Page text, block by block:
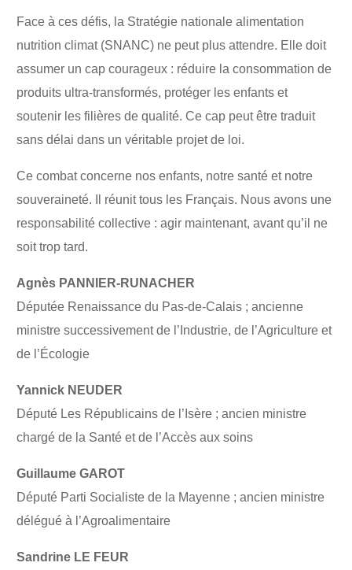
Face à ces défis, la Stratégie nationale alimentation
nutrition climat (SNANC) ne peut plus attendre. Elle doit
assumer un cap courageux : réduire la consommation de
produits ultra-transformés, protéger les enfants et
soutenir les filières de qualité. Ce cap peut être traduit
sans délai dans un véritable projet de loi.
Ce combat concerne nos enfants, notre santé et notre
souveraineté. Il réunit tous les Français. Nous avons une
responsabilité collective : agir maintenant, avant qu’il ne
soit trop tard.
Agnès PANNIER-RUNACHER
Députée Renaissance du Pas-de-Calais ; ancienne
ministre successivement de l’Industrie, de l’Agriculture et
de l’Écologie
Yannick NEUDER
Député Les Républicains de l’Isère ; ancien ministre
chargé de la Santé et de l’Accès aux soins
Guillaume GAROT
Député Parti Socialiste de la Mayenne ; ancien ministre
délégué à l’Agroalimentaire
Sandrine LE FEUR